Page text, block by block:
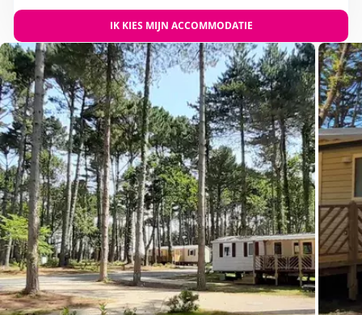
IK KIES MIJN ACCOMMODATIE